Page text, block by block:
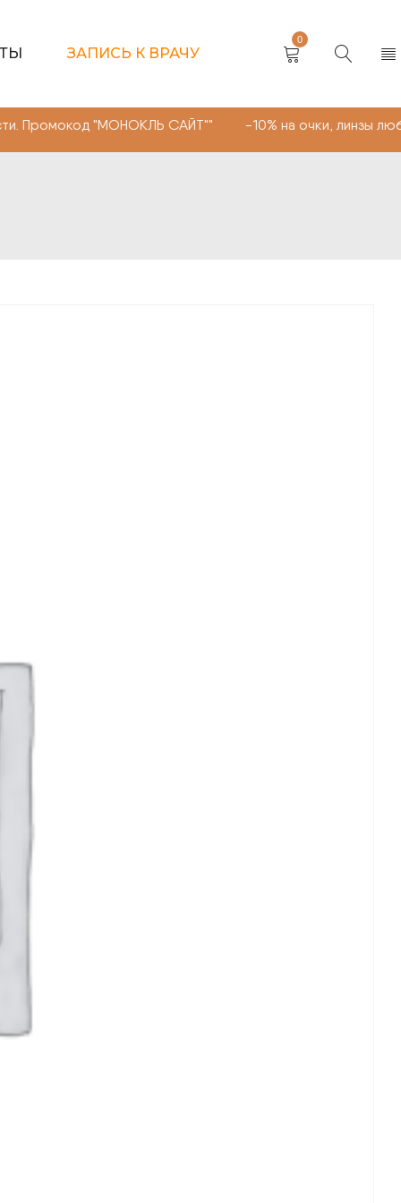
ЗАПИСЬ К ВРАЧУ
0
САЙТ"" -10% на очки, линзы